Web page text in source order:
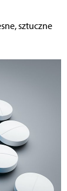
sztuczne